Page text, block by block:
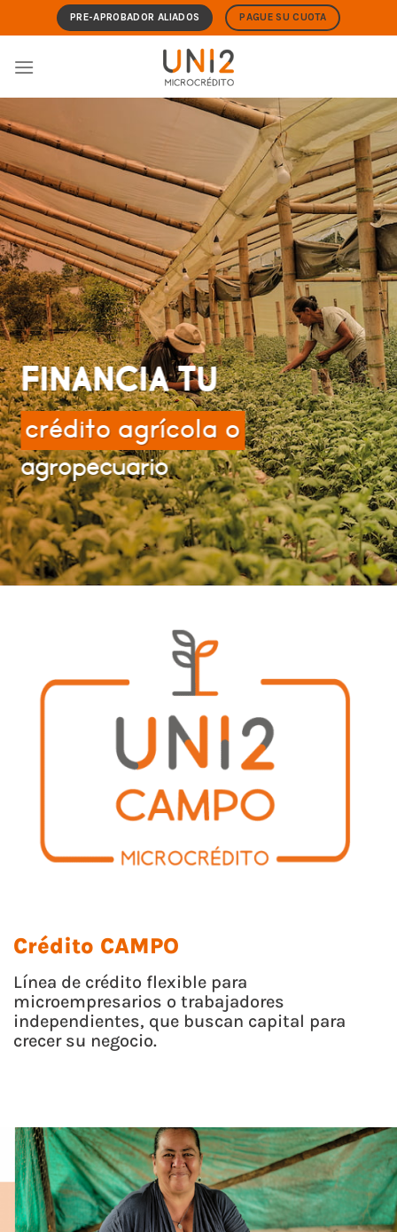
to
PRE-APROBADOR ALIADOS PAGUE SU CUOTA
FINANCIA TU
crédito agrícola o
agropecuario
Crédito CAMPO
Línea de crédito flexible para
microempresarios o trabajadores
independientes, que buscan capital para
crecer su negocio.